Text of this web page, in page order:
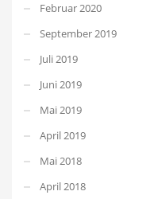
Februar 2020
September 2019
Juli 2019
Juni 2019
Mai 2019
April 2019
Mai 2018
April 2018